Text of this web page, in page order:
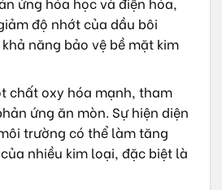
độ nhớt của dầu bôi
năng bảo vệ bề mặt kim
chất oxy hóa mạnh, tham
ứng ăn mòn. Sự hiện diện
trường có thể làm tăng
nhiều kim loại, đặc biệt là